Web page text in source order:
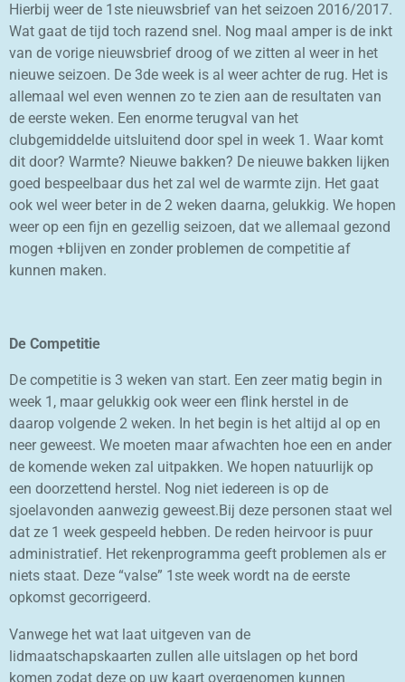
Hierbij weer de 1ste nieuwsbrief van het seizoen 2016/2017.
Wat gaat de tijd toch razend snel. Nog maal amper is de inkt
van de vorige nieuwsbrief droog of we zitten al weer in het
nieuwe seizoen. De 3de week is al weer achter de rug. Het is
allemaal wel even wennen zo te zien aan de resultaten van
de eerste weken. Een enorme terugval van het
clubgemiddelde uitsluitend door spel in week 1. Waar komt
dit door? Warmte? Nieuwe bakken? De nieuwe bakken lijken
goed bespeelbaar dus het zal wel de warmte zijn. Het gaat
ook wel weer beter in de 2 weken daarna, gelukkig. We hopen
weer op een fijn en gezellig seizoen, dat we allemaal gezond
mogen +blijven en zonder problemen de competitie af
kunnen maken.
De Competitie
De competitie is 3 weken van start. Een zeer matig begin in
week 1, maar gelukkig ook weer een flink herstel in de
daarop volgende 2 weken. In het begin is het altijd al op en
neer geweest. We moeten maar afwachten hoe een en ander
de komende weken zal uitpakken. We hopen natuurlijk op
een doorzettend herstel. Nog niet iedereen is op de
sjoelavonden aanwezig geweest.Bij deze personen staat wel
dat ze 1 week gespeeld hebben. De reden heirvoor is puur
administratief. Het rekenprogramma geeft problemen als er
niets staat. Deze “valse” 1ste week wordt na de eerste
opkomst gecorrigeerd.
Vanwege het wat laat uitgeven van de
lidmaatschapskaarten zullen alle uitslagen op het bord
komen zodat deze op uw kaart overgenomen kunnen